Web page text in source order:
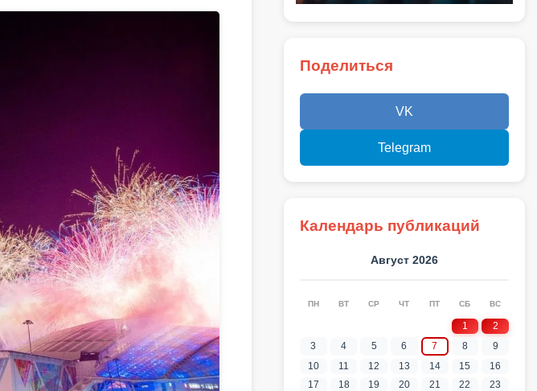
Поделиться
VK
Telegram
Календарь публикаций
Август 2026
ПН ВТ СР ЧТ ПТ СБ ВС
1
2
3
4 5 6 7 8
9
10
11 12 13 14 15
16
17
18 19 20 21 22
23